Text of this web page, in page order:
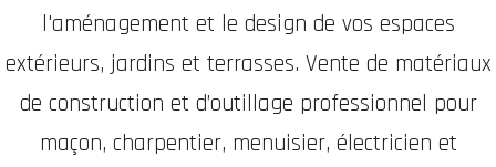
l'aménagement et le design de vos espaces
extérieurs, jardins et terrasses. Vente de matériaux
de construction et d’outillage professionnel pour
maçon, charpentier, menuisier, électricien et